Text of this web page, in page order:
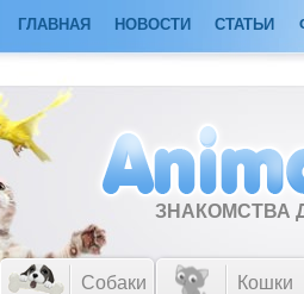
ГЛАВНАЯ НОВОСТИ СТАТЬИ
ЗНАКОМСТВА
Собаки Кошки